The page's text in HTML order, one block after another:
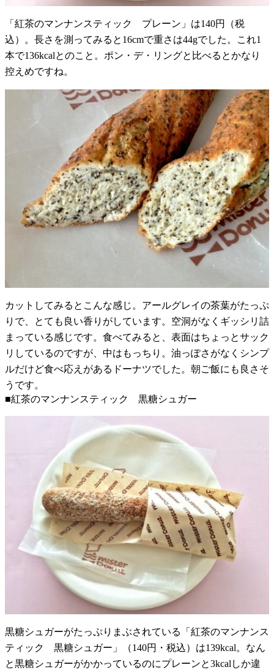
「紅茶のマンナンスティック プレーン」は140円（税
込）。長さを測ってみると16cmで重さは44gでした。これ1
本で136kcalとのこと。ポン・デ・リングと比べるとかなり
控えめですね。
カットしてみるとこんな感じ。アールグレイの茶葉がたっぷ
りで、とても良い香りがしています。空洞がなくギッシリ詰
まっている感じです。食べてみると、表面はちょっとサック
リしているのですが、中はもっちり。油っぽさがなくシンプ
ルだけど食べ応えがあるドーナツでした。朝ご飯にも良さそ
うです。
■紅茶のマンナンスティック 黒糖シュガー
黒糖シュガーがたっぷりまぶされている「紅茶のマンナンス
ティック 黒糖シュガー」（140円・税込）は139kcal。なん
と黒糖シュガーがかかっているのにプレーンと3kcalしか違